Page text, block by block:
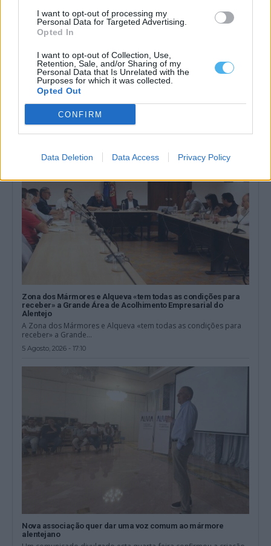
I want to opt-out of processing my
Personal Data for Targeted Advertising.
Opted In
I want to opt-out of Collection, Use,
Retention, Sale, and/or Sharing of my
Personal Data that Is Unrelated with the
Purposes for which it was collected.
Opted Out
CONFIRM
Data Deletion Data Access Privacy Policy
Instituto Cultural de Évora promove fichas pedagógicas
gratuitas sobre património e natureza
O Instituto Cultural de Évora (ICÉ) e o Repositório Pedagógico
promovem o Ciclo de...
6 Agosto, 2026 - 12:15
Zona dos Mármores e Alqueva «tem todas as condições para
receber» a Grande Área de Acolhimento Empresarial do
Alentejo
A Zona dos Mármores e Alqueva «tem todas as condições para
receber» a Grande...
5 Agosto, 2026 - 17:10
Nova associação quer dar uma voz comum ao mármore
alentejano